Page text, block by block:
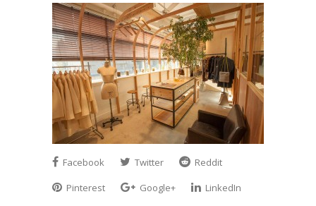
Facebook Twitter
Reddit
Pinterest
Google+
LinkedIn